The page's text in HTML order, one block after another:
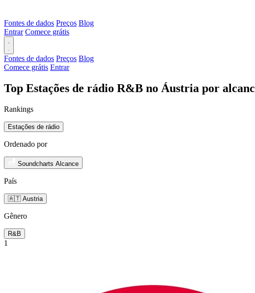
Fontes de dados Preços Blog
Entrar Comece grátis
Fontes de dados Preços Blog
Comece grátis Entrar
Top Estações de rádio R&B no Áustria por
Rankings
Estações de rádio
Ordenado por
Soundcharts Alcance
País
🇦🇹 Austria
Gênero
R&B
1